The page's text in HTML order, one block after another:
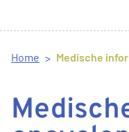
Home Medische